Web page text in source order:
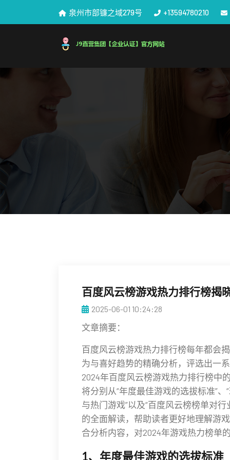
泉州市部镰之域279号 +13594780210
百度风云榜游戏热力排行榜揭
2025-06-01 10:24:28
文章摘要：
百度风云榜游戏热力排行榜每年都会
为与喜好趋势的精确分析，评选出一
2024年百度风云榜游戏热力排行榜中
将分别从“年度最佳游戏的选拔标准”
与热门游戏”以及“百度风云榜榜单对
的全面解读，帮助读者更好地理解游
合分析内容，对2024年游戏热力榜单
1、年度最佳游戏的选拔标准